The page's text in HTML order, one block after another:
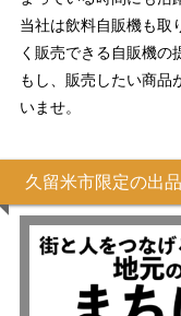
当社は飲料自販機も取
く販売できる自販機の
もし、販売したい商品
いませ。
久留米市限定の出